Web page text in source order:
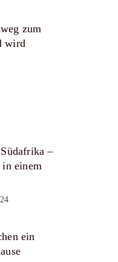
zum
wird
–
einem
ein